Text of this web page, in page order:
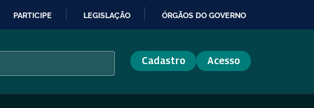
PARTICIPE LEGISLAÇÃO ÓRGÃOS DO GOVERNO
Cadastro Acesso